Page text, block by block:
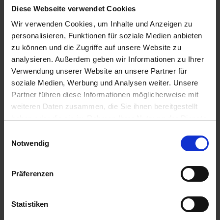
Diese Webseite verwendet Cookies
Wir verwenden Cookies, um Inhalte und Anzeigen zu
personalisieren, Funktionen für soziale Medien anbieten
zu können und die Zugriffe auf unsere Website zu
analysieren. Außerdem geben wir Informationen zu Ihrer
Verwendung unserer Website an unsere Partner für
soziale Medien, Werbung und Analysen weiter. Unsere
Partner führen diese Informationen möglicherweise mit
weiteren Daten zusammen, die Sie ihnen bereitgestellt
Notwendig
Präferenzen
Statistiken
IN DEN
WARENKORB
IN DEN
WARENKORB
Anmelden für Ihren persönlichen Preis
114,02 € / St
114,02 €pro 1 Stück